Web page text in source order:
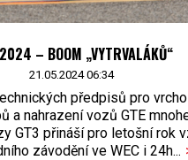
– BOOM „VYTRVALÁKŮ“
21.05.2024 06:34
předpisů pro
a nahrazení vozů GTE
GT3 přináší pro letošní rok
závodění ve WEC i 24h...